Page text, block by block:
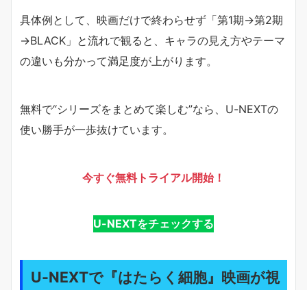
具体例として、映画だけで終わらせず「第1期→第2期
→BLACK」と流れで観ると、キャラの見え方やテーマ
の違いも分かって満足度が上がります。
無料で“シリーズをまとめて楽しむ”なら、U-NEXTの
使い勝手が一歩抜けています。
今すぐ無料トライアル開始！
U-NEXTをチェックする
U-NEXTで『はたらく細胞』映画が視